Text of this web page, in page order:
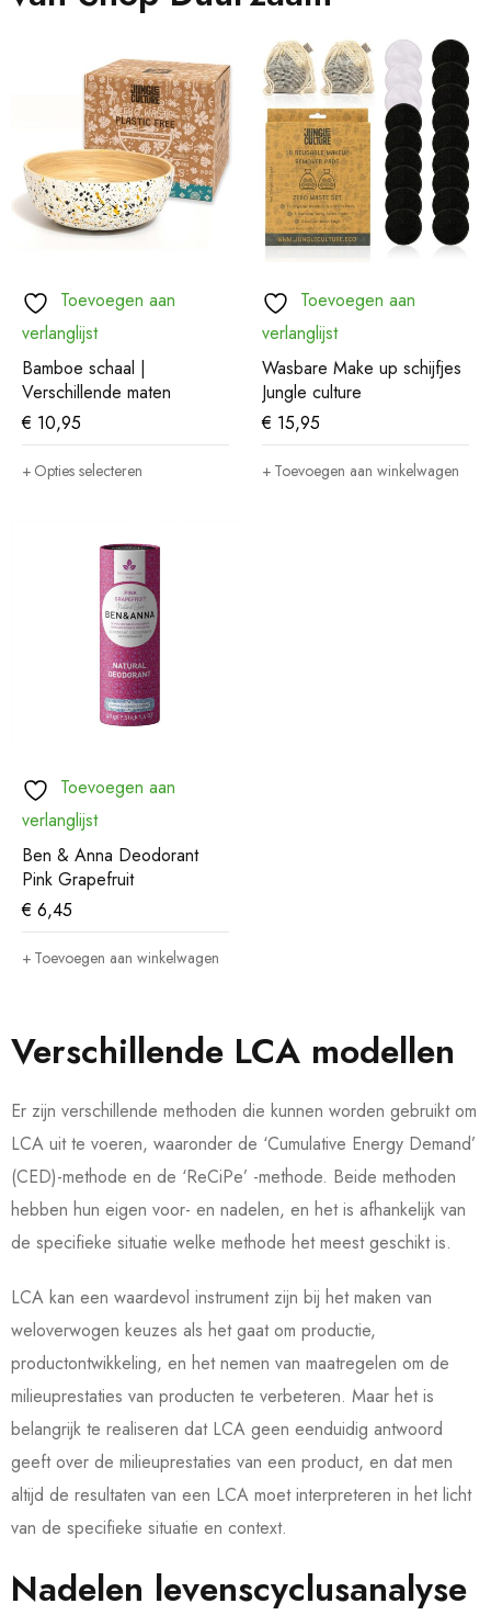
Toevoegen aan
verlanglijst
Bamboe schaal |
Verschillende maten
€ 10,95
Opties selecteren
Toevoegen aan
verlanglijst
Wasbare Make up schijfjes
Jungle culture
€ 15,95
Toevoegen aan winkelwagen
Toevoegen aan
verlanglijst
Ben & Anna Deodorant
Pink Grapefruit
€ 6,45
Toevoegen aan winkelwagen
Verschillende LCA modellen
Er zijn verschillende methoden die kunnen worden gebruikt om
LCA uit te voeren, waaronder de ‘Cumulative Energy Demand’
(CED)-methode en de ‘ReCiPe’ -methode. Beide methoden
hebben hun eigen voor- en nadelen, en het is afhankelijk van
de specifieke situatie welke methode het meest geschikt is.
LCA kan een waardevol instrument zijn bij het maken van
weloverwogen keuzes als het gaat om productie,
productontwikkeling, en het nemen van maatregelen om de
milieuprestaties van producten te verbeteren. Maar het is
belangrijk te realiseren dat LCA geen eenduidig antwoord
geeft over de milieuprestaties van een product, en dat men
altijd de resultaten van een LCA moet interpreteren in het licht
van de specifieke situatie en context.
Nadelen levenscyclusanalyse